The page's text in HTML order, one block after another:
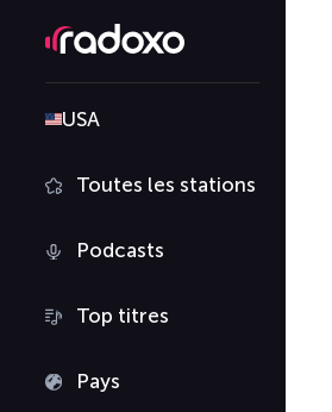
USA
Toutes les stations
Podcasts
Top titres
Pays